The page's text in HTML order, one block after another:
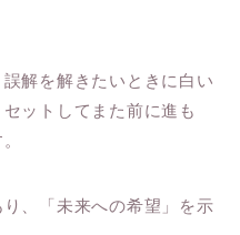
解を解きたいときに白い
ットしてまた前に進も
、「未来への希望」を示